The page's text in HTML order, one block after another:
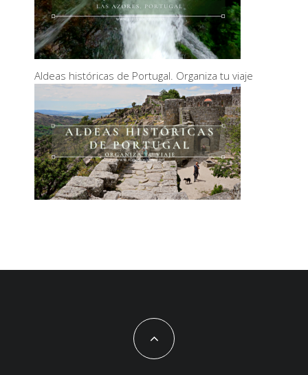
Aldeas históricas de Portugal. Organiza tu viaje